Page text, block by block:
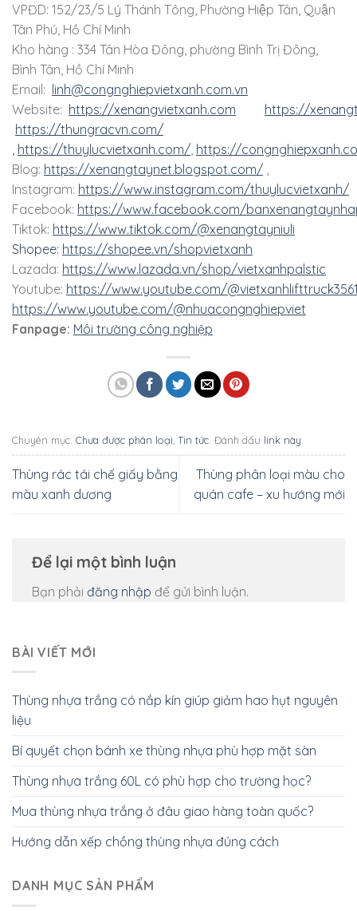
VPĐD: 152/23/5 Lý Thánh Tông, Phường Hiệp Tân, Quận
Tân Phú, Hồ Chí Minh
Kho hàng : 334 Tân Hòa Đông, phường Bình Trị Đông,
Bình Tân, Hồ Chí Minh
Email: linh@congnghiepvietxanh.com.vn
Website: https://xenangvietxanh.com
https://
https://thungracvn.com/
https://thuylucvietxanh.com/ https://
Blog: https://xenangtaynet.blogspot.com/
Instagram: https://www.instagram.com/thuylucvietxanh/
Facebook: https://www.facebook.com/
Tiktok: https://www.tiktok.com/@xenangtayniuli
Shopee: https://shopee.vn/shopvietxanh
Lazada: https://www.lazada.vn/shop/vietxanhpalstic
Youtube: https://www.youtube.com/
https://www.youtube.com/@nhuacongnghiepviet
Fanpage: Môi trường công nghiệp
Chuyên mục: Chưa được phân loại Tin tức . Đánh dấu link này
Thùng rác tái chế giấy bằng
màu xanh dương
Thùng phân loại màu cho
quán cafe – xu hướng mới
Để lại một bình luận
Bạn phải đăng nhập để gửi bình luận.
BÀI VIẾT MỚI
Thùng nhựa trắng có nắp kín giúp giảm hao hụt nguyên
liệu
Bí quyết chọn bánh xe thùng nhựa phù hợp mặt sàn
Thùng nhựa trắng 60L có phù hợp cho trường học?
Mua thùng nhựa trắng ở đâu giao hàng toàn quốc?
Hướng dẫn xếp chồng thùng nhựa đúng cách
DANH MỤC SẢN PHẨM